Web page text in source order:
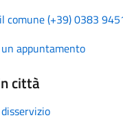
comune (+39) 0383
appuntamento
città